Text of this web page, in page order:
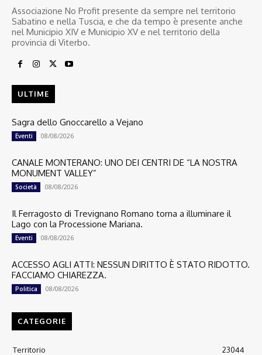
Associazione No Profit presente da sempre nel territorio
Sabatino e nella Tuscia, e che da tempo è presente anche
nel Municipio XIV e Municipio XV e nel territorio della
provincia di Viterbo.
ULTIME
Sagra dello Gnoccarello a Vejano
Eventi 08/08/2026
CANALE MONTERANO: UNO DEI CENTRI DE “LA NOSTRA
MONUMENT VALLEY”
Società 08/08/2026
Il Ferragosto di Trevignano Romano torna a illuminare il
Lago con la Processione Mariana.
Eventi 08/08/2026
ACCESSO AGLI ATTI: NESSUN DIRITTO È STATO RIDOTTO.
FACCIAMO CHIAREZZA.
Politica 08/08/2026
CATEGORIE
Territorio
23044